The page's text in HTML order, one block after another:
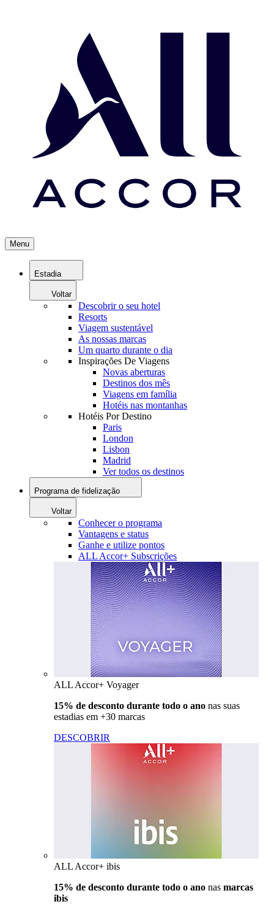
Menu
Estadia
Voltar
Descobrir o seu hotel
Resorts
Viagem sustentável
As nossas marcas
Um quarto durante o dia
Inspirações De Viagens
Novas aberturas
Destinos dos mês
Viagens em família
Hotéis nas montanhas
Hotéis Por Destino
Paris
London
Lisbon
Madrid
Ver todos os destinos
Programa de fidelização
Voltar
Conhecer o programa
Vantagens e status
Ganhe e utilize pontos
ALL Accor+ Subscrições
ALL Accor+ Voyager
15% de desconto durante todo o ano nas suas
estadias em +30 marcas
DESCOBRIR
ALL Accor+ ibis
15% de desconto durante todo o ano nas marcas
ibis